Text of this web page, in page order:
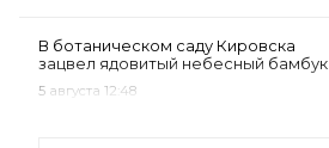
В ботаническом саду Кировска
зацвел ядовитый небесный бамбук
5 августа 12:48